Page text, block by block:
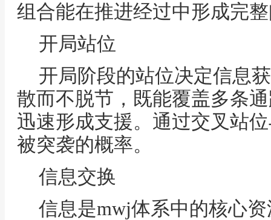
组合能在推进经过中形成完
开局站位
开局阶段的站位决定信息
散而不脱节，既能覆盖多条
迅速形成支援。通过交叉站
被突袭的概率。
信息交换
信息是mwj体系中的核心